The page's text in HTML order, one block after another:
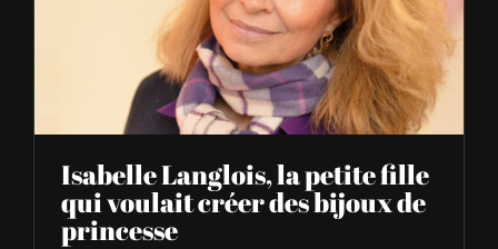
LIRE NUMÉRO 39
Isabelle Langlois, la petite fille
qui voulait créer des bijoux de
princesse